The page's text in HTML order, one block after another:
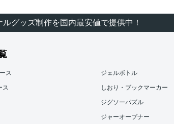
ルグッズ制作を国内最安値で提供中！
ス
ス
ジェルボトル
しおり・ブックマーカー
ジグソーパズル
ジャーオープナー